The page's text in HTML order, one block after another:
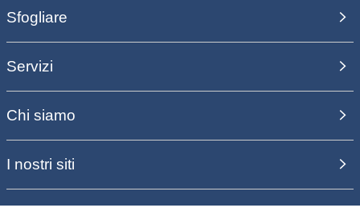
Sfogliare
Servizi
Chi siamo
I nostri siti